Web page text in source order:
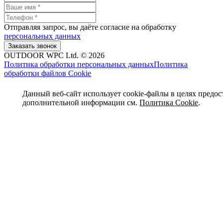
Отправляя запрос, вы даёте согласие на обработку
персональных данных
OUTDOOR WPC Ltd. © 2026
Политика обработки персональных данныхПолитика
обработки файлов Cookie
Данный веб-сайт использует cookie-файлы в целях
дополнительной информации см.Политика Cookie.